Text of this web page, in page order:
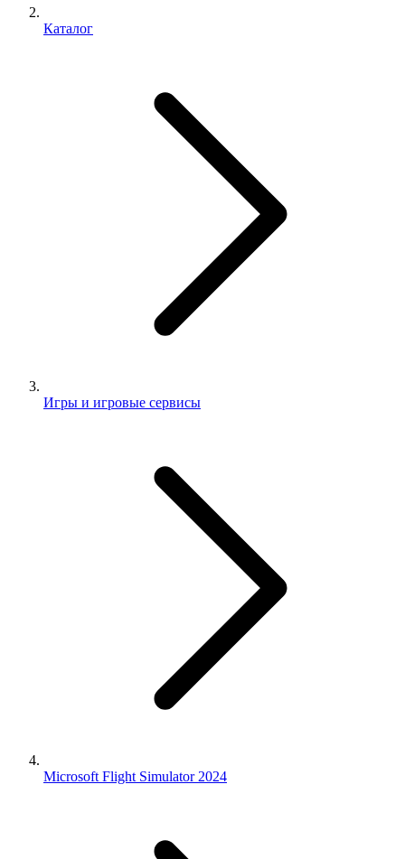
Каталог
Игры и игровые сервисы
Microsoft Flight Simulator 2024